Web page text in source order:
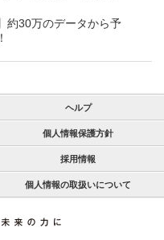
約30万のデータから予
ヘルプ
個人情報保護方針
採用情報
個人情報の取扱いについて